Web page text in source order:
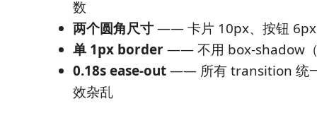
数
两个圆角尺寸—— 卡片 10px、按钮 6px
单 1px border—— 不用 box-shadow
0.18s ease-out—— 所有 transition 统
效杂乱